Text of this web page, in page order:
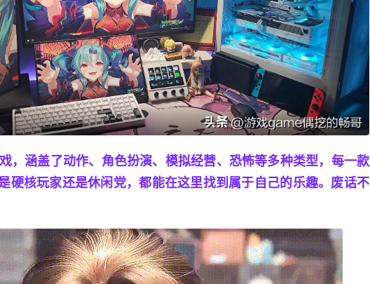
，涵盖了动作、角色扮演、模拟经营、恐怖等多种类型，每一款
硬核玩家还是休闲党，都能在这里找到属于自己的乐趣。废话不